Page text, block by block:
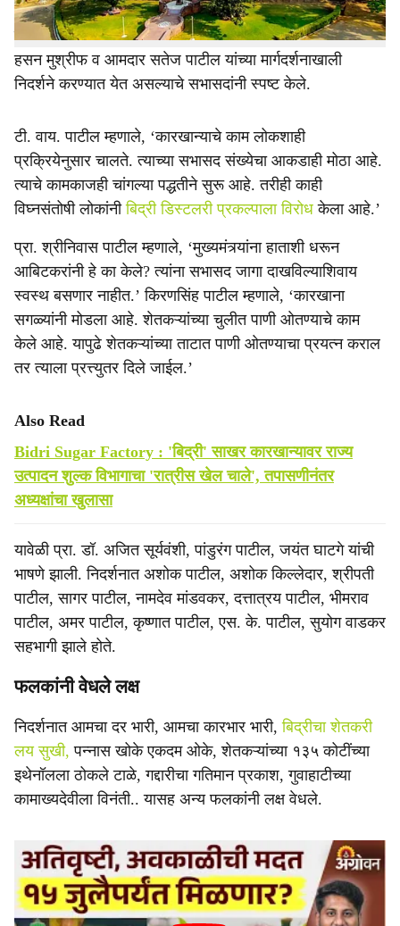
भाजपसह मुख्यमंत्री एकनाथ शिंदे, आमदार प्रकाश आबिटकर
यांच्यावर सभासद शेतकऱ्यांनी घणाघाती टीका केली. पालकमंत्री
हसन मुश्रीफ व आमदार सतेज पाटील यांच्या मार्गदर्शनाखाली
निदर्शने करण्यात येत असल्याचे सभासदांनी स्पष्ट केले.
टी. वाय. पाटील म्हणाले, ‘कारखान्याचे काम लोकशाही
प्रक्रियेनुसार चालते. त्याच्या सभासद संख्येचा आकडाही मोठा आहे.
त्याचे कामकाजही चांगल्या पद्धतीने सुरू आहे. तरीही काही
विघ्नसंतोषी लोकांनीबिद्री डिस्टलरी प्रकल्पाला विरोध केला आहे.’
प्रा. श्रीनिवास पाटील म्हणाले, ‘मुख्यमंत्र्यांना हाताशी धरून
आबिटकरांनी हे का केले? त्यांना सभासद जागा दाखविल्याशिवाय
स्वस्थ बसणार नाहीत.’ किरणसिंह पाटील म्हणाले, ‘कारखाना
सगळ्यांनी मोडला आहे. शेतकऱ्यांच्या चुलीत पाणी ओतण्‍याचे काम
केले आहे. यापुढे शेतकऱ्यांच्या ताटात पाणी ओतण्याचा प्रयत्न कराल
तर त्याला प्रत्त्युतर दिले जाईल.’
Also Read
Bidri Sugar Factory : 'बिद्री' साखर कारखान्यावर राज्य
उत्पादन शुल्क विभागाचा 'रात्रीस खेल चाले', तपासणीनंतर
अध्यक्षांचा खुलासा
यावेळी प्रा. डॉ. अजित सूर्यवंशी, पांडुरंग पाटील, जयंत घाटगे यांची
भाषणे झाली. निदर्शनात अशोक पाटील, अशोक किल्लेदार, श्रीपती
पाटील, सागर पाटील, नामदेव मांडवकर, दत्तात्रय पाटील, भीमराव
पाटील, अमर पाटील, कृष्णात पाटील, एस. के. पाटील, सुयोग वाडकर
सहभागी झाले होते.
फलकांनी वेधले लक्ष
निदर्शनात आमचा दर भारी, आमचा कारभार भारी,बिद्रीचा शेतकरी
लय सुखी, पन्नास खोके एकदम ओके, शेतकऱ्यांच्या १३५ कोटींच्या
इथेनॉलला ठोकले टाळे, गद्दारीचा गतिमान प्रकाश, गुवाहाटीच्या
कामाख्यदेवीला विनंती.. यासह अन्य फलकांनी लक्ष वेधले.